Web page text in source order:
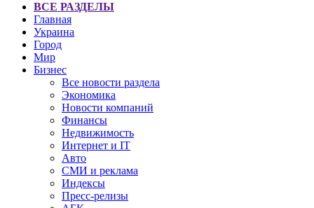
ВСЕ РАЗДЕЛЫ
Главная
Украина
Город
Мир
Бизнес
Все новости раздела
Экономика
Новости компаний
Финансы
Недвижимость
Интернет и IT
Авто
СМИ и реклама
Индексы
Пресс-релизы